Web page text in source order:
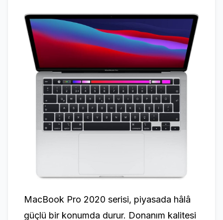
MacBook Pro 2020 serisi, piyasada hâlâ
güçlü bir konumda durur. Donanım kalitesi